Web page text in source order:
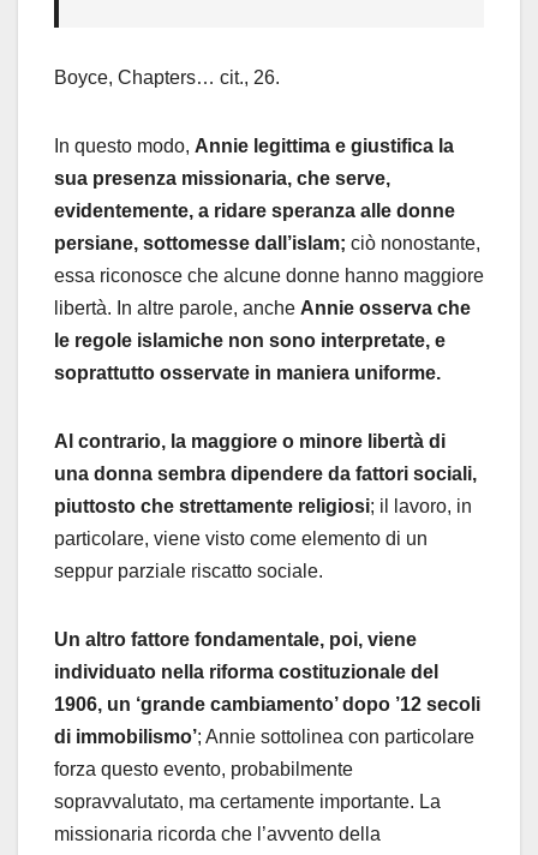
Boyce, Chapters… cit., 26.
In questo modo, Annie legittima e giustifica la
sua presenza missionaria, che serve,
evidentemente, a ridare speranza alle donne
persiane, sottomesse dall’islam; ciò nonostante,
essa riconosce che alcune donne hanno maggiore
libertà. In altre parole, anche Annie osserva che
le regole islamiche non sono interpretate, e
soprattutto osservate in maniera uniforme.
Al contrario, la maggiore o minore libertà di
una donna sembra dipendere da fattori sociali,
piuttosto che strettamente religiosi; il lavoro, in
particolare, viene visto come elemento di un
seppur parziale riscatto sociale.
Un altro fattore fondamentale, poi, viene
individuato nella riforma costituzionale del
1906, un ‘grande cambiamento’ dopo ’12 secoli
di immobilismo’; Annie sottolinea con particolare
forza questo evento, probabilmente
sopravvalutato, ma certamente importante. La
missionaria ricorda che l’avvento della